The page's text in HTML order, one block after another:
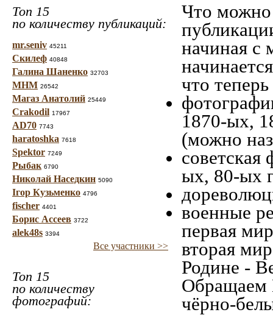
Топ 15
по количеству публикаций:
mr.seniv 45211
Скилеф 40848
Галина Шаненко 32703
МНМ 26542
Магаз Анатолий 25449
Crakodil 17967
AD70 7743
haratoshka 7618
Spektor 7249
Рыбак 6790
Николай Наседкин 5090
Ігор Кузьменко 4796
fischer 4401
Борис Ассеев 3722
alek48s 3394
Все участники >>
Топ 15
по количеству
фотографий:
Что можно
начиная c
что
1870-ых,
(можно
ых, 80-ых
военные
первая
вторая
Родине -
Обращаем
чёрно-